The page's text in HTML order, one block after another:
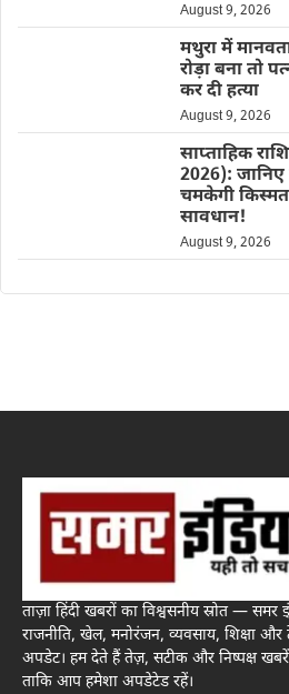
August 9, 2026
मथुरा में
रोड़ा बना तो
कर दी हत्या
August 9, 2026
साप्ताहिक
2026): जानिए
चमकेगी
सावधान!
August 9, 2026
ताज़ा हिंदी खबरों का विश्वसनीय स्रोत — समर
राजनीति, खेल, मनोरंजन, व्यवसाय, शिक्षा
अपडेट। हम देते हैं तेज़, सटीक और निष्पक्ष
ताकि आप हमेशा अपडेटेड रहें।